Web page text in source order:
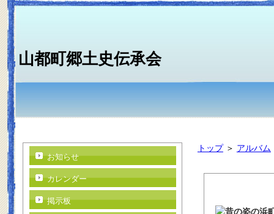
山都町郷土史伝承会
トップ＞ アルバム
お知らせ
カレンダー
掲示板